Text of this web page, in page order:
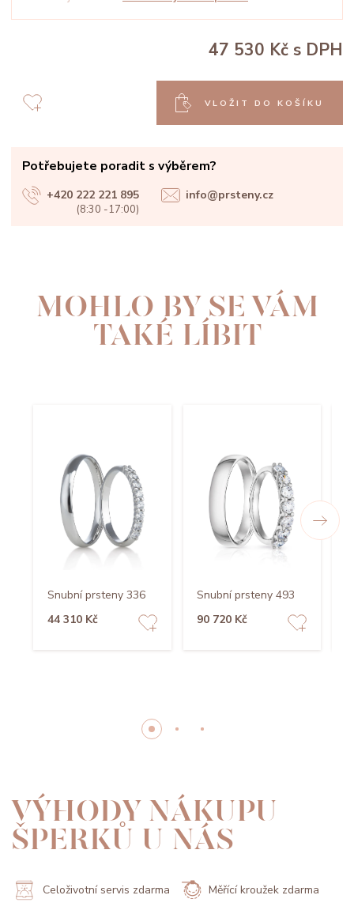
47 530 Kč s DPH
VLOŽIT DO KOŠÍKU
Potřebujete poradit s výběrem?
+420 222 221 895
(8:30 -17:00)
info@prsteny.cz
MOHLO BY SE VÁM
TAKÉ LÍBIT
Snubní prsteny 336
44 310 Kč
Snubní prsteny 493
90 720 Kč
VÝHODY NÁKUPU
ŠPERKŮ U NÁS
Celoživotní servis zdarma Měřící kroužek zdarma